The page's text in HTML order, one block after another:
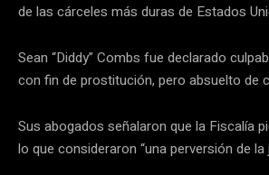
de las cárceles más duras de Estados
Sean “Diddy” Combs fue declarado
con fin de prostitución, pero absuelto de
Sus abogados señalaron que la Fiscalía
lo que consideraron “una perversión de la